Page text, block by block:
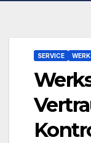
SERVICE